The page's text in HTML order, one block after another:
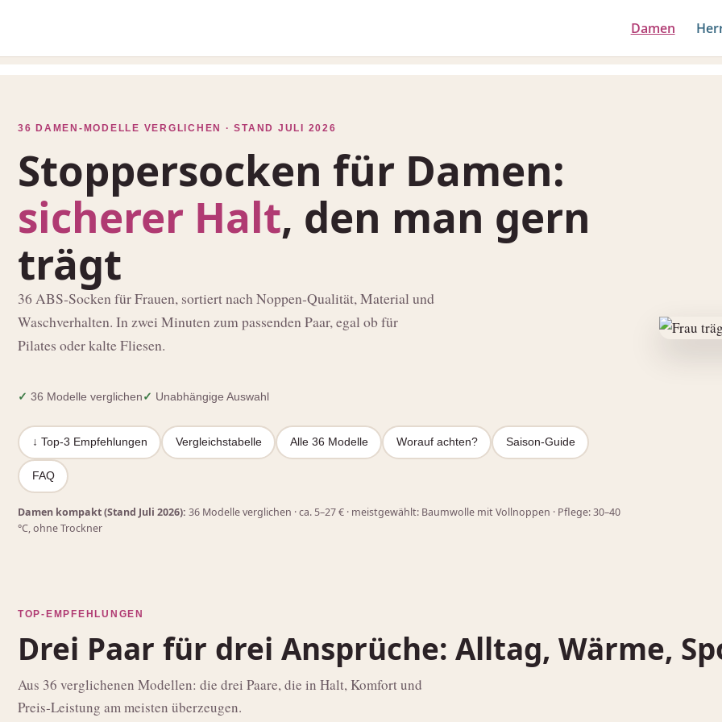
Damen
36 DAMEN-MODELLE VERGLICHEN · STAND JULI 2026
Stoppersocken für Damen:
sicherer Halt, den man gern
trägt
36 ABS‑Socken für Frauen, sortiert nach Noppen‑Qualität, Material und
Waschverhalten. In zwei Minuten zum passenden Paar, egal ob für
Pilates oder kalte Fliesen.
✓ 36 Modelle verglichen✓ Unabhängige Auswahl
↓ Top‑3 Empfehlungen Vergleichstabelle Alle 36 Modelle Worauf achten? Saison‑Guide
FAQ
Damen kompakt (Stand Juli 2026): 36 Modelle verglichen · ca. 5–27 € · meistgewählt: Baumwolle mit Vollnoppen · Pflege: 30–40
°C, ohne Trockner
TOP-EMPFEHLUNGEN
Drei Paar für drei Ansprüche: Alltag, Wärme,
Aus 36 verglichenen Modellen: die drei Paare, die in Halt, Komfort und
Preis‑Leistung am meisten überzeugen.